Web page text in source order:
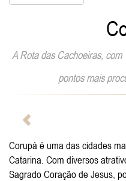
A Rota das Cachoeiras, com
pontos mais
Anterior
Corupá é uma das cidades
Catarina. Com diversos
Sagrado Coração de Jesus,